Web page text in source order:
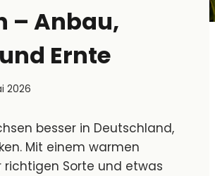
– Anbau,
Ernte
2026
besser in Deutschland,
Mit einem warmen
richtigen Sorte und etwas